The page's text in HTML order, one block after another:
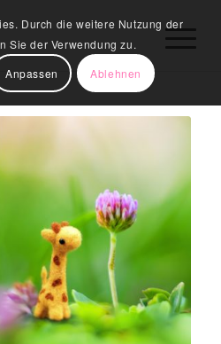
Durch die weitere Nutzung der
Sie der Verwendung zu.
Anpassen Ablehnen